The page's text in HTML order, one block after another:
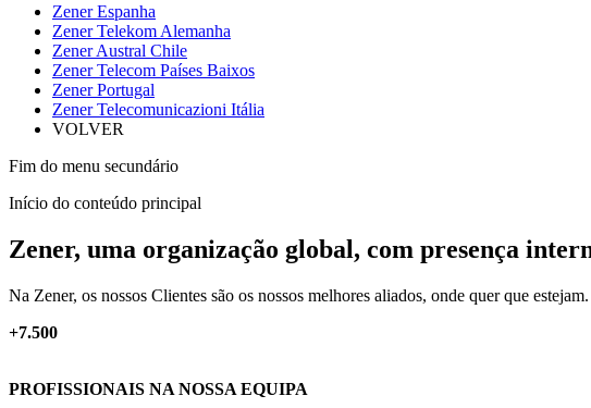
Zener Espanha
Zener Telekom Alemanha
Zener Austral Chile
Zener Telecom Países Baixos
Zener Portugal
Zener Telecomunicazioni Itália
VOLVER
Fim do menu secundário
Início do conteúdo principal
Zener, uma organização global, com presença
Na Zener, os nossos Clientes são os nossos melhores aliados, onde quer que
+7.500
PROFISSIONAIS NA NOSSA EQUIPA